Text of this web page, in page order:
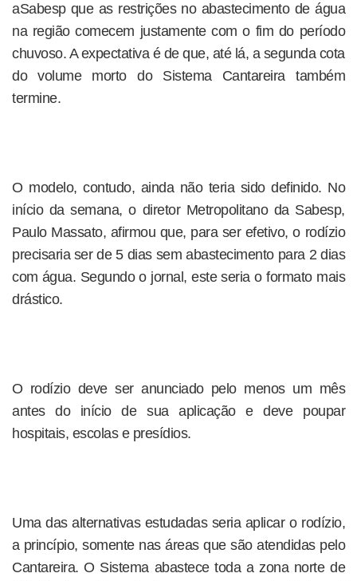
aSabesp que as restrições no abastecimento de água
na região comecem justamente com o fim do período
chuvoso. A expectativa é de que, até lá, a segunda cota
do volume morto do Sistema Cantareira também
termine.
O modelo, contudo, ainda não teria sido definido. No
início da semana, o diretor Metropolitano da Sabesp,
Paulo Massato, afirmou que, para ser efetivo, o rodízio
precisaria ser de 5 dias sem abastecimento para 2 dias
com água. Segundo o jornal, este seria o formato mais
drástico.
O rodízio deve ser anunciado pelo menos um mês
antes do início de sua aplicação e deve poupar
hospitais, escolas e presídios.
Uma das alternativas estudadas seria aplicar o rodízio,
a princípio, somente nas áreas que são atendidas pelo
Cantareira. O Sistema abastece toda a zona norte de